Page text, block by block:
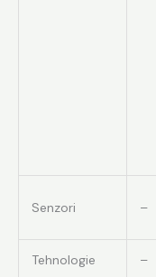
Senzori –
Tehnologie –